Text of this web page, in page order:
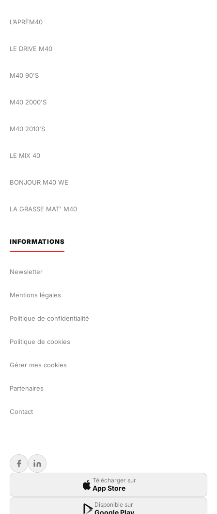
L’APRÈM40
LE DRIVE M40
M40 90'S
M40 2000'S
M40 2010'S
LE MIX 40
BONJOUR M40 WE
LA GRASSE MAT' M40
INFORMATIONS
Newsletter
Mentions légales
Politique de confidentialité
Politique de cookies
Gérer mes cookies
Partenaires
Contact
Télécharger sur
App Store
Disponible sur